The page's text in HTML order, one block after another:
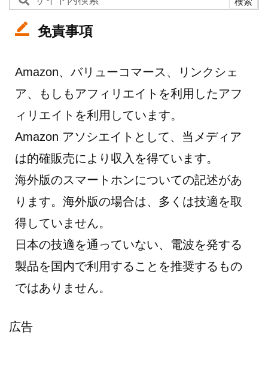
免責事項
Amazon、バリューコマース、リンクシェ
ア、もしもアフィリエイトを利用したアフ
ィリエイトを利用しています。
Amazon アソシエイトとして、当メディア
は的確販売により収入を得ています。
海外版のスマートホンについての記述があ
ります。海外版の場合は、多くは技適を取
得していません。
日本の技適を通っていない、電波を発する
製品を国内で利用することを推奨するもの
ではありません。
広告